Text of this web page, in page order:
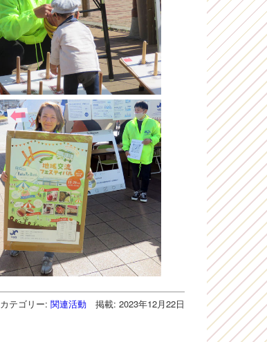
カテゴリー: 関連活動 掲載: 2023年12月22日